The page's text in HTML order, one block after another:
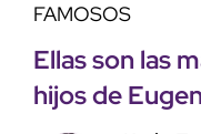
FAMOSOS
Ellas son las
hijos de